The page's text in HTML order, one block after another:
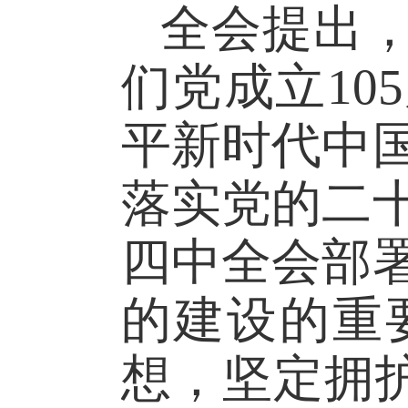
全会提出
们党成立
平新时代中
落实党的二
四中全会部
的建设的重
想，坚定拥